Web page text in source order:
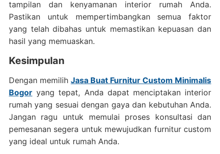
tampilan dan kenyamanan interior rumah Anda.
Pastikan untuk mempertimbangkan semua faktor
yang telah dibahas untuk memastikan kepuasan dan
hasil yang memuaskan.
Kesimpulan
Dengan memilih Jasa Buat Furnitur Custom Minimalis
Bogoryang tepat, Anda dapat menciptakan interior
rumah yang sesuai dengan gaya dan kebutuhan Anda.
Jangan ragu untuk memulai proses konsultasi dan
pemesanan segera untuk mewujudkan furnitur custom
yang ideal untuk rumah Anda.